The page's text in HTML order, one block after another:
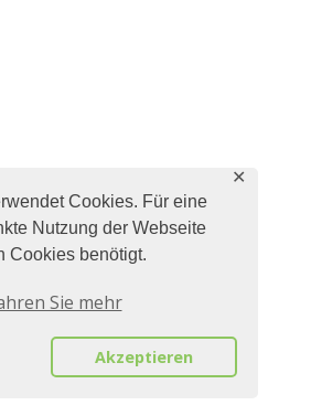
Cookies. Für eine
Nutzung der Webseite
Cookies benötigt.
Sie mehr
Akzeptieren
✕